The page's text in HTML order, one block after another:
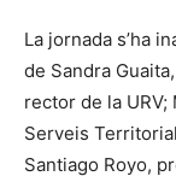
La jornada s’ha
de Sandra
rector de la
Serveis
Santiago Royo,